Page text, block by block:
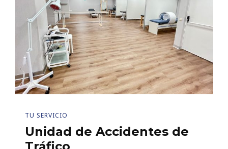
TU SERVICIO
Unidad de Accidentes de